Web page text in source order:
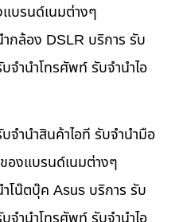
บรนด์เนมต่างๆ
กล้อง DSLR บริการ รับ
จำนำโทรศัพท์ รับจำนำไอ
จำนำสินค้าไอที รับจำนำมือ
องแบรนด์เนมต่างๆ
โน๊ตบุ๊ค Asus บริการ รับ